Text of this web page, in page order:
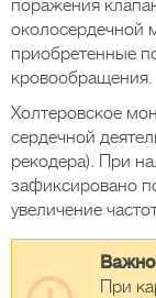
поражения
околосердечной
приобретенные
кровообращения.
Холтеровское
сердечной
рекодера). При
зафиксировано
увеличение
При